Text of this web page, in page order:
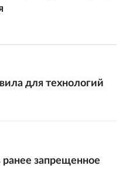
для технологий
запрещенное